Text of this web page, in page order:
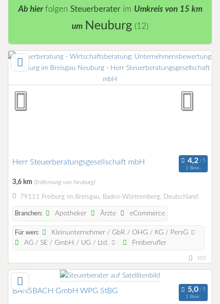
Ab hierfolgen Steuerberaterim Umkreis von 15 km
um Neuburg (12)
Herr Steuerberatungsgesellschaft mbH
1 Bew.
3,6 km (Entfernung von Neuburg)
79111 Freiburg im Breisgau, Baden-Württemberg, Deutschland
Branchen: Apotheker Ärzte eCommerce
Für wen:
Kleinunternehmer / GbR / OHG / KG / PersG
AG / SE / GmbH / UG / Ltd.
Freiberufler
103
BANSBACH GmbH WPG StBG
1 Bew.